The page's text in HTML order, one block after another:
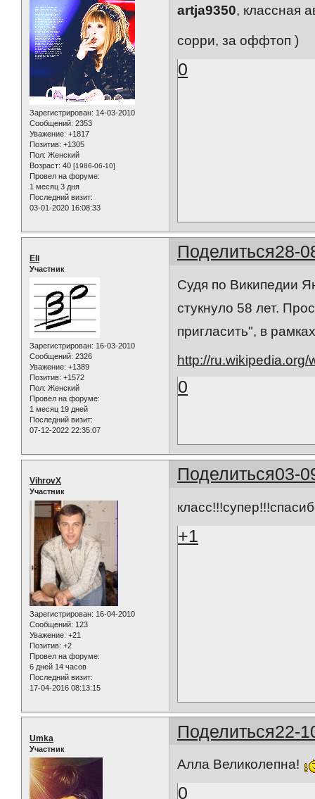
Зарегистрирован: 14-03-2010
Сообщений: 2353
Уважение: +1817
Позитив: +1305
Пол: Женский
Возраст: 40 [1986-06-10]
Провел на форуме:
1 месяц 3 дня
Последний визит:
03-01-2020 16:08:33
artja9350, классная
сорри, за оффтоп )
0
Поделиться28-
Eli
Участник
Зарегистрирован: 16-03-2010
Сообщений: 2326
Уважение: +1389
Позитив: +1572
Пол: Женский
Провел на форуме:
1 месяц 19 дней
Последний визит:
07-12-2022 22:35:07
Судя по Википедии
стукнуло 58 лет.
пригласить", в
http://
0
Поделиться03-
VihrovX
Участник
Зарегистрирован: 16-04-2010
Сообщений: 123
Уважение: +21
Позитив: +2
Провел на форуме:
6 дней 14 часов
Последний визит:
17-04-2016 08:13:15
+1
Поделиться22-
Umka
Участник
Алла Великолепна!
0